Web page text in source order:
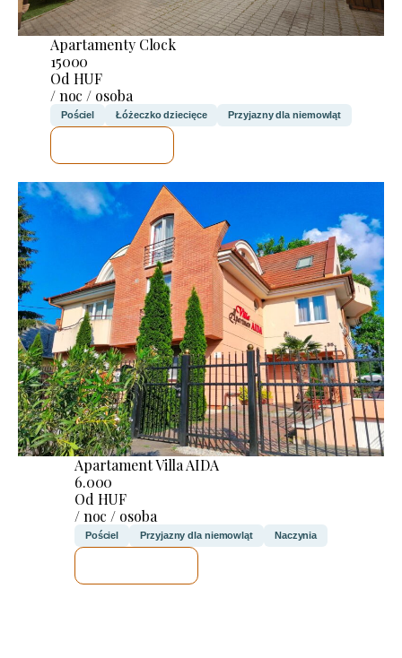
Apartamenty Clock
15000
Od HUF
/ noc / osoba
Pościel Łóżeczko dziecięce Przyjazny dla niemowląt
Apartament Villa AIDA
6.000
Od HUF
/ noc / osoba
Pościel Przyjazny dla niemowląt Naczynia